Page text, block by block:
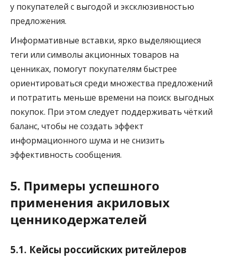
у покупателей с выгодой и эксклюзивностью
предложения.
Информативные вставки, ярко выделяющиеся
теги или символы акционных товаров на
ценниках, помогут покупателям быстрее
ориентироваться среди множества предложений
и потратить меньше времени на поиск выгодных
покупок. При этом следует поддерживать чёткий
баланс, чтобы не создать эффект
информационного шума и не снизить
эффективность сообщения.
5. Примеры успешного
применения акриловых
ценникодержателей
5.1. Кейсы российских ритейлеров